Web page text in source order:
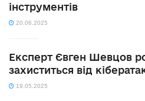
інструментів
20.06.2025
Експерт Євген Шевцов
захиститься від
19.05.2025